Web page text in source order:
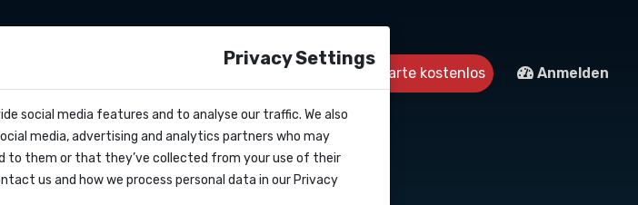
Kontakt Starte kostenlos Anmelden
Privacy Settings
social media features and to analyse our traffic. We also
media, advertising and analytics partners who may
them or that they’ve collected from your use of their
us and how we process personal data in our Privacy